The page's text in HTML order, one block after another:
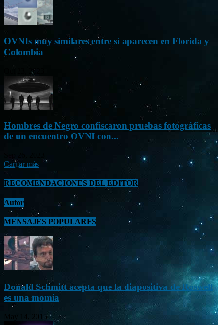
OVNIs muy similares entre sí aparecen en Florida y
Colombia
Oct 23, 2023
Hombres de Negro confiscaron pruebas fotográficas
de un encuentro OVNI con...
Cargar más
RECOMENDACIONES DEL EDITOR
Autor
MENSAJES POPULARES
Donald Schmitt acepta que la diapositiva de Roswell
es una momia
May 14, 2015